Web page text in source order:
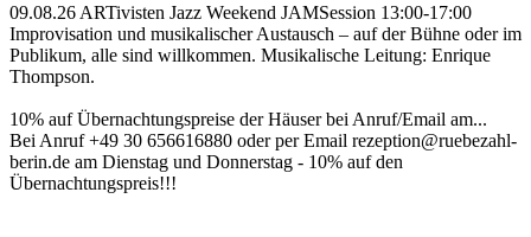
09.08.26 ARTivisten Jazz Weekend JAMSession 13:00-17:00
Improvisation und musikalischer Austausch – auf der Bühne oder im
Publikum, alle sind willkommen. Musikalische Leitung: Enrique
Thompson.
10% auf Übernachtungspreise der Häuser bei Anruf/Email am...
Bei Anruf +49 30 656616880 oder per Email rezeption@ruebezahl-
berin.de am Dienstag und Donnerstag - 10% auf den
Übernachtungspreis!!!